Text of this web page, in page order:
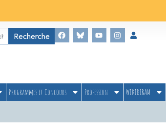
Recherche
Programmes et Concours Profession WIKIBERAM